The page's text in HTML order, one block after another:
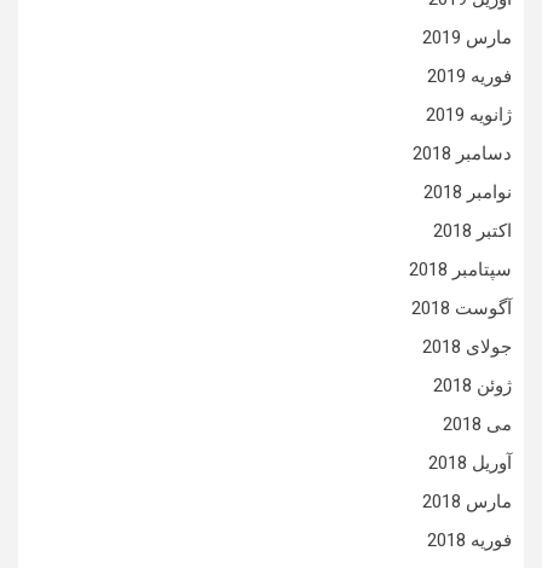
مارس 2019
فوریه 2019
ژانویه 2019
دسامبر 2018
نوامبر 2018
اکتبر 2018
سپتامبر 2018
آگوست 2018
جولای 2018
ژوئن 2018
می 2018
آوریل 2018
مارس 2018
فوریه 2018